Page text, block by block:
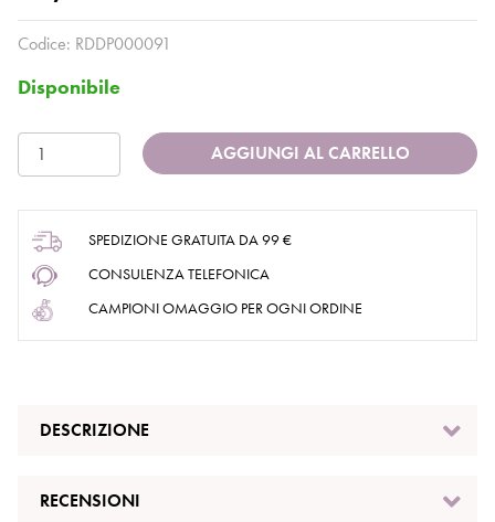
Codice: RDDP000091
Disponibile
AGGIUNGI AL CARRELLO
SPEDIZIONE GRATUITA DA 99 €
CONSULENZA TELEFONICA
CAMPIONI OMAGGIO PER OGNI ORDINE
DESCRIZIONE
RECENSIONI